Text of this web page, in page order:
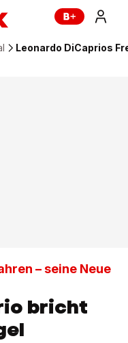
Leonardo DiCaprios
– seine Neue
bricht